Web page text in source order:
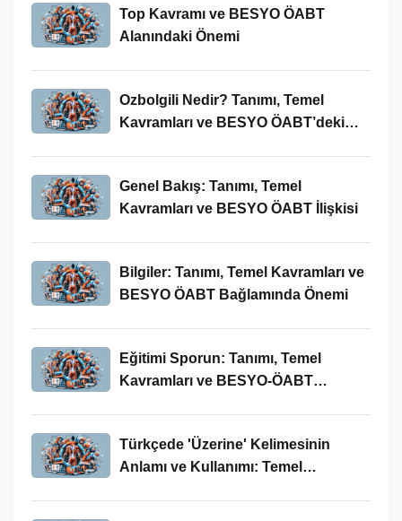
Top Kavramı ve BESYO ÖABT
Alanındaki Önemi
Ozbolgili Nedir? Tanımı, Temel
Kavramları ve BESYO ÖABT’deki
Genel Bakış: Tanımı, Temel
Kavramları ve BESYO ÖABT İlişkisi
Bilgiler: Tanımı, Temel Kavramları ve
BESYO ÖABT Bağlamında Önemi
Eğitimi Sporun: Tanımı, Temel
Kavramları ve BESYO-ÖABT
Türkçede 'Üzerine' Kelimesinin
Anlamı ve Kullanımı: Temel